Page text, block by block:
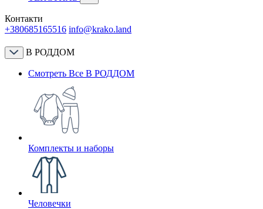
Контакти
+380685165516 info@krako.land
В РОДДОМ
Смотреть Все В РОДДОМ
Комплекты и наборы
Человечки